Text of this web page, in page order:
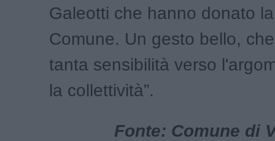
Galeotti che hanno donato
Comune. Un gesto bello,
tanta sensibilità verso
la collettività”.
Fonte: Comune di